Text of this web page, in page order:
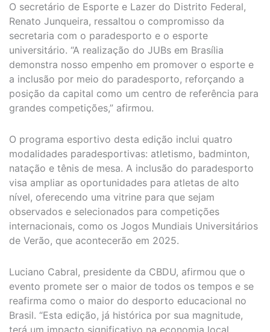
O secretário de Esporte e Lazer do Distrito Federal,
Renato Junqueira, ressaltou o compromisso da
secretaria com o paradesporto e o esporte
universitário. “A realização do JUBs em Brasília
demonstra nosso empenho em promover o esporte e
a inclusão por meio do paradesporto, reforçando a
posição da capital como um centro de referência para
grandes competições,” afirmou.
O programa esportivo desta edição inclui quatro
modalidades paradesportivas: atletismo, badminton,
natação e tênis de mesa. A inclusão do paradesporto
visa ampliar as oportunidades para atletas de alto
nível, oferecendo uma vitrine para que sejam
observados e selecionados para competições
internacionais, como os Jogos Mundiais Universitários
de Verão, que acontecerão em 2025.
Luciano Cabral, presidente da CBDU, afirmou que o
evento promete ser o maior de todos os tempos e se
reafirma como o maior do desporto educacional no
Brasil. “Esta edição, já histórica por sua magnitude,